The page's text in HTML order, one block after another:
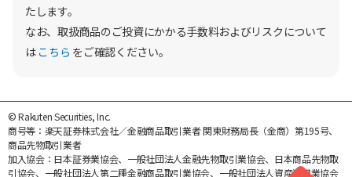
たします。
なお、取扱商品のご投資にかかる手数料およびリスクについて
は こちら をご確認ください。
© Rakuten Securities, Inc.
商号等：楽天証券株式会社／金融商品取引業者 関東財務局長（金商）第195号、
商品先物取引業者
加入協会：日本証券業協会、一般社団法人金融先物取引業協会、日本商品先物取
引協会、一般社団法人第二種金融商品取引業協会、一般社団法人資産運用業協会